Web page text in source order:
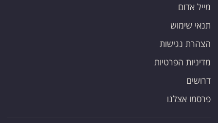
מייל אדום
תנאי שימוש
הצהרת נגישות
מדיניות הפרטיות
דרושים
פרסמו אצלנו